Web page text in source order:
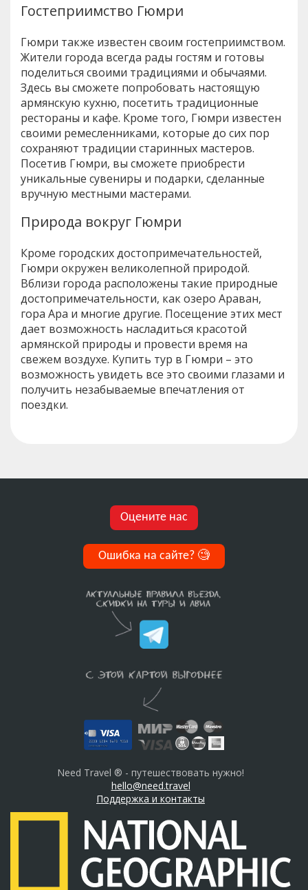
Гостеприимство Гюмри
Гюмри также известен своим гостеприимством.
Жители города всегда рады гостям и готовы
поделиться своими традициями и обычаями.
Здесь вы сможете попробовать настоящую
армянскую кухню, посетить традиционные
рестораны и кафе. Кроме того, Гюмри известен
своими ремесленниками, которые до сих пор
сохраняют традиции старинных мастеров.
Посетив Гюмри, вы сможете приобрести
уникальные сувениры и подарки, сделанные
вручную местными мастерами.
Природа вокруг Гюмри
Кроме городских достопримечательностей,
Гюмри окружен великолепной природой.
Вблизи города расположены такие природные
достопримечательности, как озеро Араван,
гора Ара и многие другие. Посещение этих мест
дает возможность насладиться красотой
армянской природы и провести время на
свежем воздухе. Купить тур в Гюмри – это
возможность увидеть все это своими глазами и
получить незабываемые впечатления от
поездки.
Оцените нас
Ошибка на сайте? 🧐
Need Travel ® - путешествовать нужно!
hello@need.travel
Поддержка и контакты